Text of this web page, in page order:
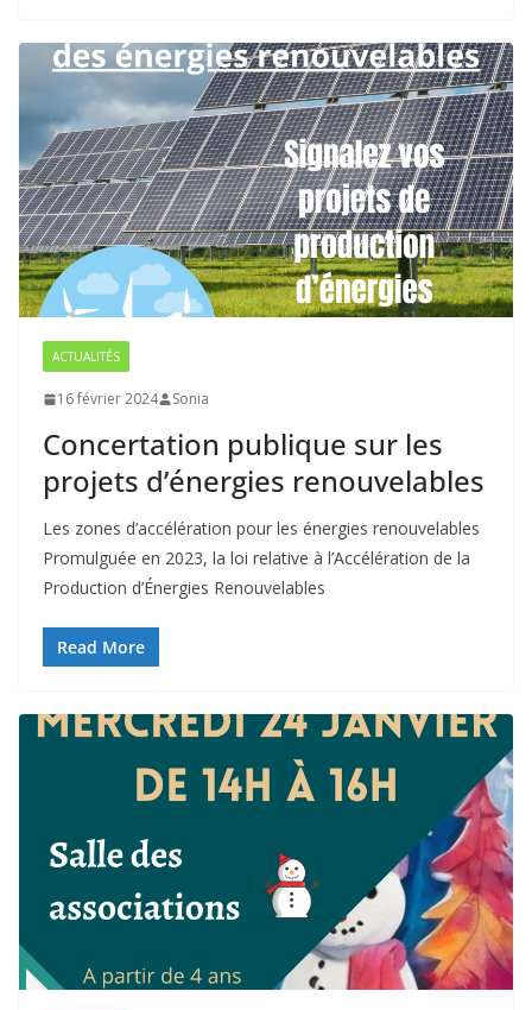
ACTUALITÉS
16 février 2024 Sonia
Concertation publique sur les
projets d’énergies renouvelables
Les zones d’accélération pour les énergies renouvelables
Promulguée en 2023, la loi relative à l’Accélération de la
Production d’Énergies Renouvelables
Read More